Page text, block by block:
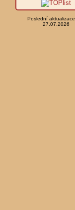
Poslední
27.07.2026